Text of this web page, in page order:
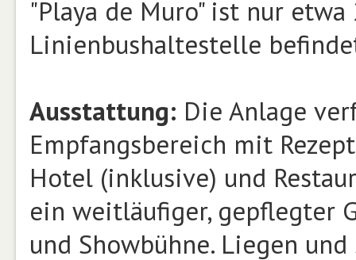
"Playa de Muro" ist nur
Linienbushaltestelle
Ausstattung: Die Anlage
Empfangsbereich mit
Hotel (inklusive) und
ein weitläufiger, gepflegter
und Showbühne. Liegen